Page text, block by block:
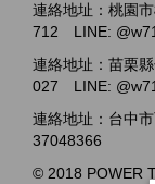
連絡地址：桃園
712 LINE:
連絡地址：苗栗
027 LINE:
連絡地址：台中
37048366
© 2018 POWER